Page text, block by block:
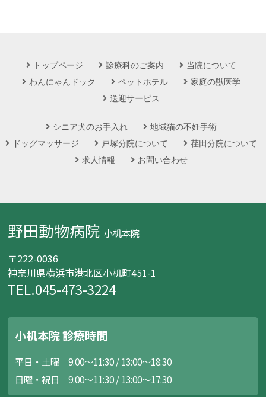
トップページ 診療科のご案内
当院について
わんにゃんドック
ペットホテル
家庭の獣医学
送迎サービス
シニア犬のお手入れ
地域猫の不妊手術
ドッグマッサージ
戸塚分院について
荏田分院について
求人情報
お問い合わせ
野田動物病院小机本院
〒222-0036
神奈川県横浜市港北区小机町451-1
TEL.045-473-3224
小机本院 診療時間
平日・土曜 9:00～11:30 / 13:00～18:30
日曜・祝日 9:00～11:30 / 13:00～17:30